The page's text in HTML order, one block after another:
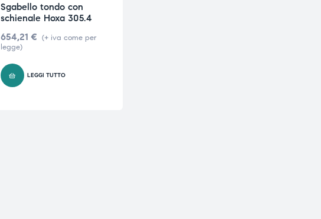
Sgabello tondo con
schienale Hoxa 305.4
654,21 € (+ iva come per
legge)
LEGGI TUTTO